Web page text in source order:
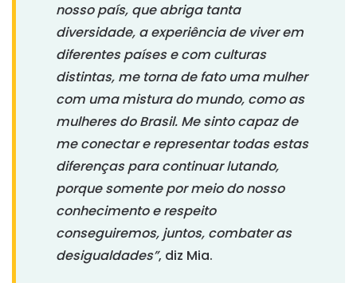
nosso país, que abriga tanta
diversidade, a experiência de viver em
diferentes países e com culturas
distintas, me torna de fato uma mulher
com uma mistura do mundo, como as
mulheres do Brasil. Me sinto capaz de
me conectar e representar todas estas
diferenças para continuar lutando,
porque somente por meio do nosso
conhecimento e respeito
conseguiremos, juntos, combater as
desigualdades”, diz Mia.